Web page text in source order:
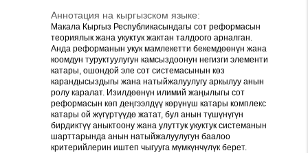
Аннотация на кыргызском языке:
Макала Кыргыз Республикасындагы сот реформасын
теориялык жана укуктук жактан талдоого арналган.
Анда реформанын укук мамлекетти бекемдөөнүн жана
коомдун туруктуулугун камсыздоонун негизги элементи
катары, ошондой эле сот системасынын көз
карандысыздыгы жана натыйжалуулугу аркылуу анын
ролу каралат. Изилдөөнүн илимий жаңылыгы сот
реформасын көп деңгээлдүү көрүнүш катары комплекс
катары ой жүгүртүүдө жатат, бул анын түшүнүгүн
бирдиктүү аныктоону жана улуттук укуктук системанын
шарттарында анын натыйжалуулугун баалоо
критерийлерин иштеп чыгууга мүмкүнчүлүк берет.